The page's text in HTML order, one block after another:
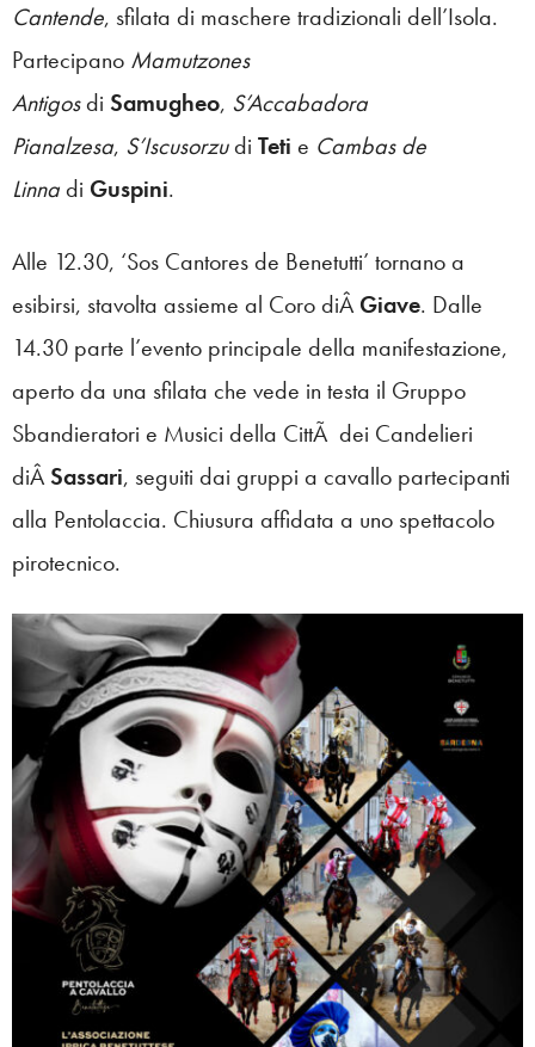
Cantende, sfilata di maschere tradizionali dell’Isola.
Partecipano Mamutzones
Antigosdi Samugheo, S’Accabadora
Pianalzesa, S’Iscusorzudi Teti e Cambas de
Linnadi Guspini.
Alle 12.30, ‘Sos Cantores de Benetutti’ tornano a
esibirsi, stavolta assieme al Coro diÂ Giave. Dalle
14.30 parte l’evento principale della manifestazione,
aperto da una sfilata che vede in testa il Gruppo
Sbandieratori e Musici della CittÃ dei Candelieri
diÂ Sassari, seguiti dai gruppi a cavallo partecipanti
alla Pentolaccia. Chiusura affidata a uno spettacolo
pirotecnico.